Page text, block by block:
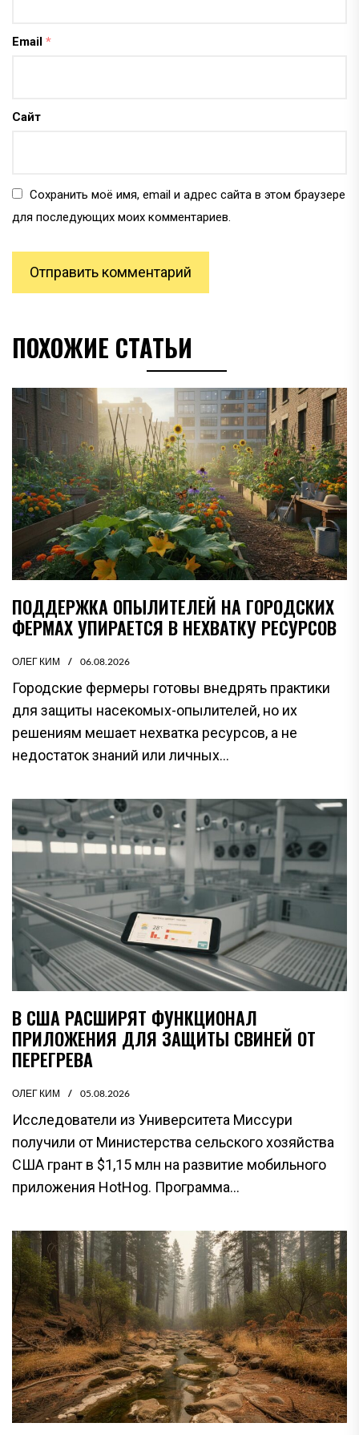
Email *
Сайт
Сохранить моё имя, email и адрес сайта в этом браузере
для последующих моих комментариев.
ПОХОЖИЕ СТАТЬИ
ПОДДЕРЖКА ОПЫЛИТЕЛЕЙ НА ГОРОДСКИХ
ФЕРМАХ УПИРАЕТСЯ В НЕХВАТКУ РЕСУРСОВ
ОЛЕГ КИМ 06.08.2026
Городские фермеры готовы внедрять практики
для защиты насекомых-опылителей, но их
решениям мешает нехватка ресурсов, а не
недостаток знаний или личных...
В США РАСШИРЯТ ФУНКЦИОНАЛ
ПРИЛОЖЕНИЯ ДЛЯ ЗАЩИТЫ СВИНЕЙ ОТ
ПЕРЕГРЕВА
ОЛЕГ КИМ 05.08.2026
Исследователи из Университета Миссури
получили от Министерства сельского хозяйства
США грант в $1,15 млн на развитие мобильного
приложения HotHog. Программа...